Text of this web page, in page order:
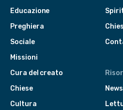
Educazione
Preghiera
Sociale
Missioni
Cura del creato
Chiese
Cultura
News